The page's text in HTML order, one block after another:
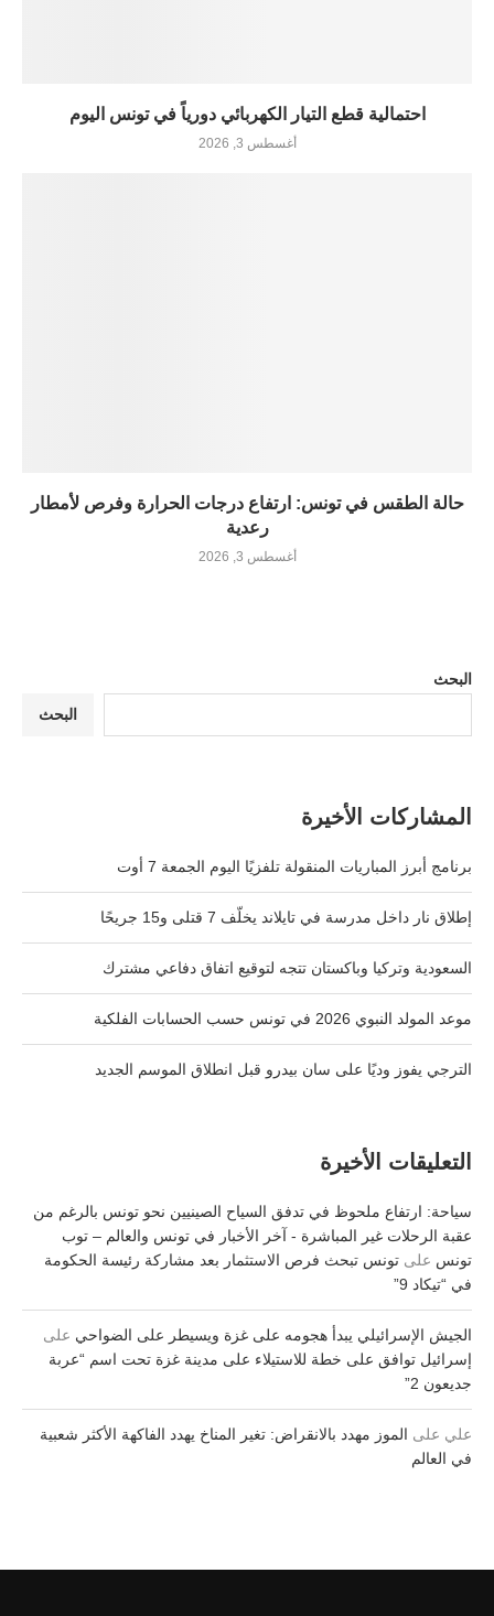
احتمالية قطع التيار الكهربائي دورياً في تونس اليوم
أغسطس 3, 2026
حالة الطقس في تونس: ارتفاع درجات الحرارة وفرص لأمطار
رعدية
أغسطس 3, 2026
البحث
البحث
المشاركات الأخيرة
برنامج أبرز المباريات المنقولة تلفزيًا اليوم الجمعة 7 أوت
إطلاق نار داخل مدرسة في تايلاند يخلّف 7 قتلى و15 جريحًا
السعودية وتركيا وباكستان تتجه لتوقيع اتفاق دفاعي مشترك
موعد المولد النبوي 2026 في تونس حسب الحسابات الفلكية
الترجي يفوز وديًا على سان بيدرو قبل انطلاق الموسم الجديد
التعليقات الأخيرة
سياحة: ارتفاع ملحوظ في تدفق السياح الصينيين نحو تونس بالرغم من
عقبة الرحلات غير المباشرة - آخر الأخبار في تونس والعالم – توب
تونس على تونس تبحث فرص الاستثمار بعد مشاركة رئيسة الحكومة
في “تيكاد 9”
الجيش الإسرائيلي يبدأ هجومه على غزة ويسيطر على الضواحي على
إسرائيل توافق على خطة للاستيلاء على مدينة غزة تحت اسم “عربة
جديعون 2”
علي على الموز مهدد بالانقراض: تغير المناخ يهدد الفاكهة الأكثر شعبية
في العالم